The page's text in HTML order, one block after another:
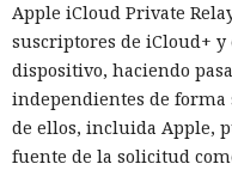
Apple iCloud Private
suscriptores de iCloud+
dispositivo, haciendo
independientes de forma
de ellos, incluida Apple,
fuente de la solicitud